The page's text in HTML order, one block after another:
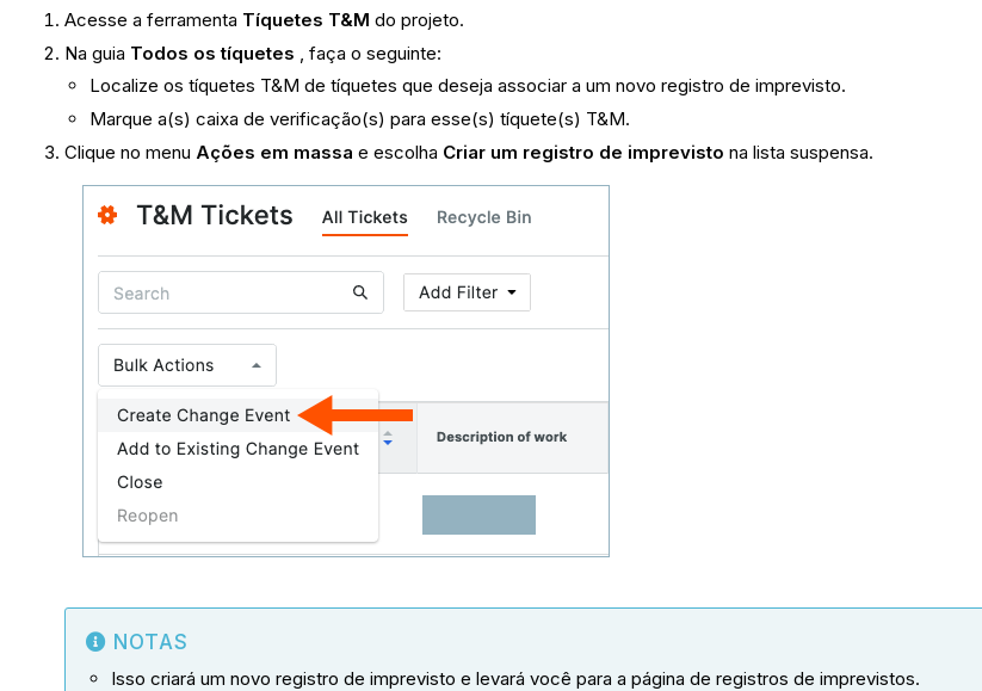
Acesse a ferramenta Tíquetes T&Mdo projeto.
Na guia Todos os tíquetes , faça o seguinte:
Localize os tíquetes T&M de tíquetes que deseja associar a um novo registro de imprevisto.
Marque a(s) caixa de verificação(s) para esse(s) tíquete(s) T&M.
Clique no menu Ações em massae escolha Criar um registro de imprevistona lista suspensa.
NOTAS
Isso criará um novo registro de imprevisto e levará você para a página de registros de imprevistos.